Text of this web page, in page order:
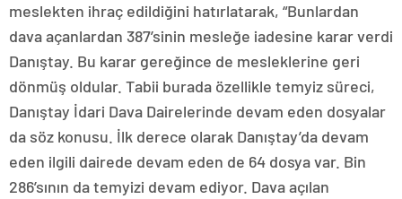
meslekten ihraç edildiğini hatırlatarak, “Bunlardan
dava açanlardan 387’sinin mesleğe iadesine karar verdi
Danıştay. Bu karar gereğince de mesleklerine geri
dönmüş oldular. Tabii burada özellikle temyiz süreci,
Danıştay İdari Dava Dairelerinde devam eden dosyalar
da söz konusu. İlk derece olarak Danıştay’da devam
eden ilgili dairede devam eden de 64 dosya var. Bin
286’sının da temyizi devam ediyor. Dava açılan